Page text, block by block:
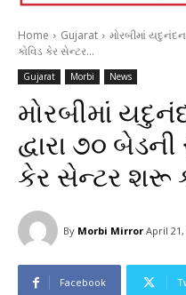
Home Gujarat
મોરબીમાં યદુનંદન
કોવિડ કેર સેન્ટર...
Gujarat Morbi News
મોરબીમાં
દ્વારા ૭૦
કેર સેન્ટર શરૂ
By Morbi Mirror April 21,
Facebook